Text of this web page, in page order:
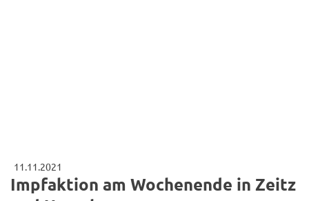
11.11.2021
Impfaktion am Wochenende in Zeitz